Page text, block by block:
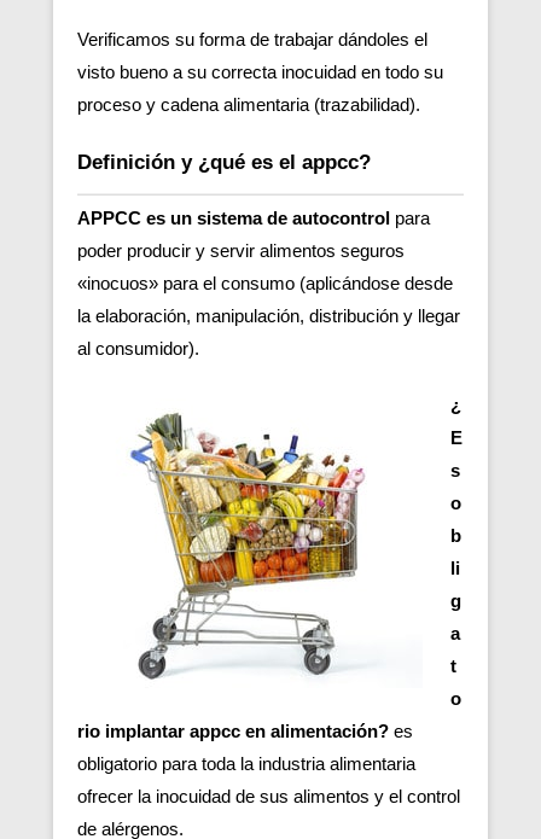
Verificamos su forma de trabajar dándoles el
visto bueno a su correcta inocuidad en todo su
proceso y cadena alimentaria (trazabilidad).
Definición y ¿qué es el appcc?
APPCC es un sistema de autocontrol para
poder producir y servir alimentos seguros
«inocuos» para el consumo (aplicándose desde
la elaboración, manipulación, distribución y llegar
al consumidor).
¿
E
s
o
b
li
g
a
t
o
rio implantar appcc en alimentación? es
obligatorio para toda la industria alimentaria
ofrecer la inocuidad de sus alimentos y el control
de alérgenos.